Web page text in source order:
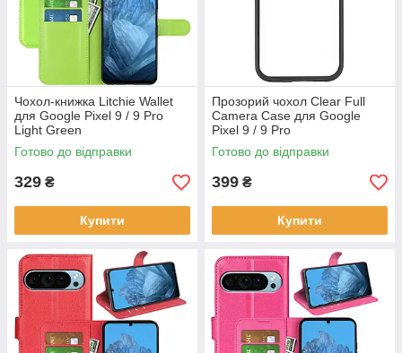
Чохол-книжка Litchie Wallet
для Google Pixel 9 / 9 Pro
Light Green
Готово до відправки
329 ₴
Купити
Прозорий чохол Clear Full
Camera Case для Google
Pixel 9 / 9 Pro
Готово до відправки
399 ₴
Купити